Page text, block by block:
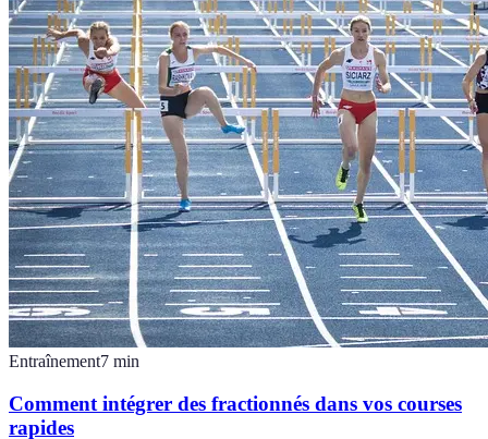
Entraînement7 min
Comment intégrer des fractionnés dans vos courses
rapides